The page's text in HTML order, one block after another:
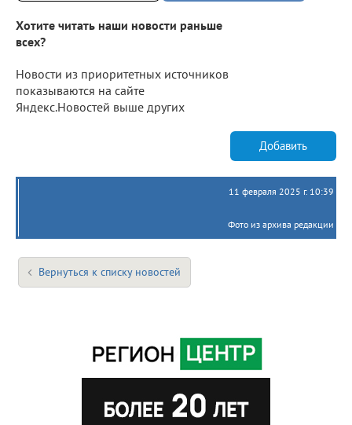
Хотите читать наши новости раньше
всех?
Новости из приоритетных источников
показываются на сайте
Яндекс.Новостей выше других
Добавить
11 февраля 2025 г. 10:39
Фото из архива редакции
Вернуться к списку новостей